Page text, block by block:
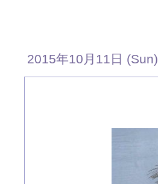
2015年10月11日 (Sun)